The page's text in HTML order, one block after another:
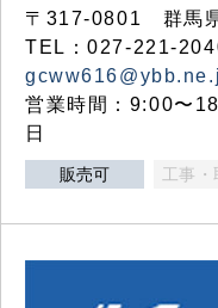
〒317‐0801 群馬
TEL：027-221-
営業時間：9:00〜
日
販売可 工事・